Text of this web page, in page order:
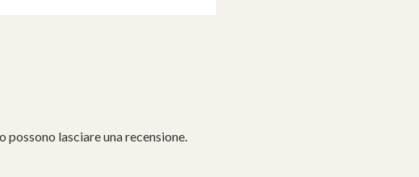
lasciare una recensione.